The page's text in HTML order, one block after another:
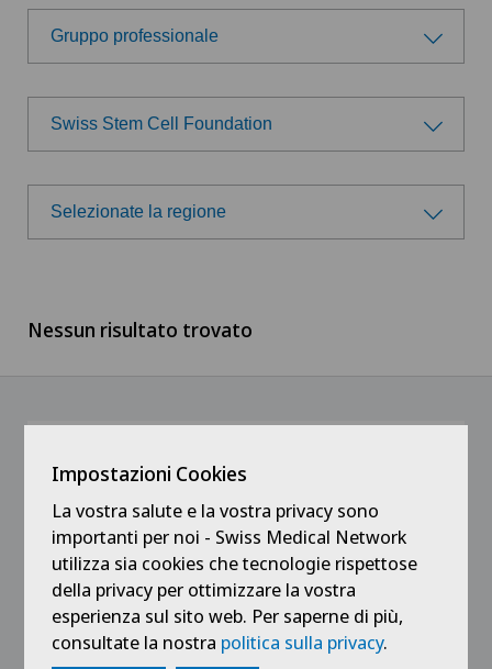
Gruppo professionale
Gruppo professionale
Amministrazione
Direzione
Medicale
Servizio pazienti
Tirocinanti e apprendisti
Swiss Stem Cell Foundation
Scegli un ospedale
Swiss Medical Network
Ärztezentrum Siloah Murten
Ärztezentrum Solothurn
Centre Médico-Chirurgical des Eaux-Vives
Centro Medico Blenio
Selezionate la regione
Svizzera francese
Nessun risultato trovato
Impostazioni Cookies
La vostra salute e la vostra privacy sono
importanti per noi - Swiss Medical Network
utilizza sia cookies che tecnologie rispettose
della privacy per ottimizzare la vostra
esperienza sul sito web. Per saperne di più,
consultate la nostra politica sulla privacy.